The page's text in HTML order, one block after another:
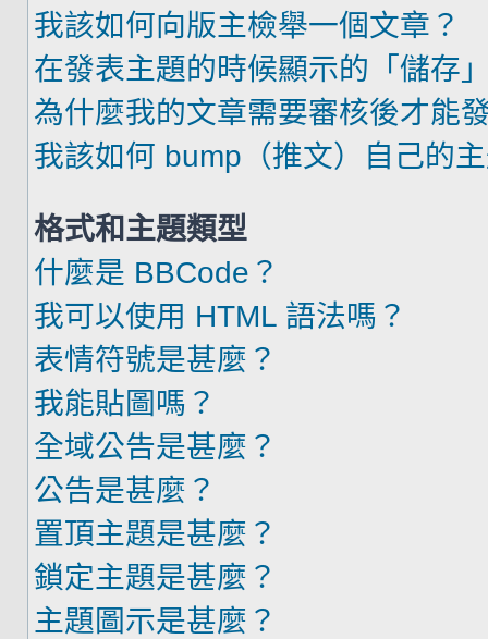
我該如何向版主檢舉一個文章？
在發表主題的時候顯示的「儲存
為什麼我的文章需要審核後才能
我該如何 bump（推文）自己的
格式和主題類型
什麼是 BBCode？
我可以使用 HTML 語法嗎？
表情符號是甚麼？
我能貼圖嗎？
全域公告是甚麼？
公告是甚麼？
置頂主題是甚麼？
鎖定主題是甚麼？
主題圖示是甚麼？